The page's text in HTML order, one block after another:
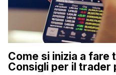
Come si inizia a fare
Consigli per il trader